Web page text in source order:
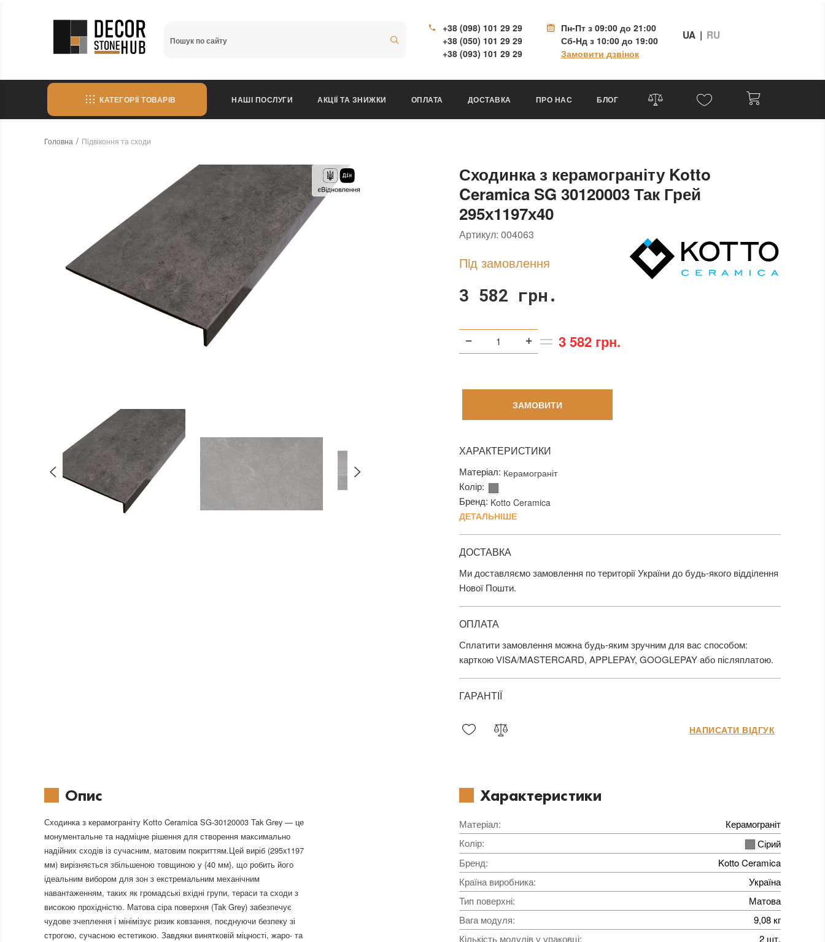
+38 (098) 101 29 29
+38 (050) 101 29 29
+38 (093) 101 29 29
Пн-Пт з 09:00 до 21:00
Сб-Нд з 10:00 до 19:00
Замовити дзвінок
UA | RU
КАТЕГОРІЇ ТОВАРІВ НАШІ ПОСЛУГИ АКЦІЇ ТА ЗНИЖКИ ОПЛАТА ДОСТАВКА ПРО НАС БЛОГ
Головна Підвіконня та сходи
Сходинка з керамограніту Kotto
Ceramica SG 30120003 Так Грей
295х1197х40
Артикул: 004063
Пiд замовлення
3 582 грн.
3 582 грн.
ЗАМОВИТИ
ХАРАКТЕРИСТИКИ
Матеріал: Керамограніт
Колір:
Бренд: Kotto Ceramica
ДЕТАЛЬНІШЕ
ДОСТАВКА
Ми доставляємо замовлення по території України до будь-якого відділення
Нової Пошти.
ОПЛАТА
Сплатити замовлення можна будь-яким зручним для вас способом:
карткою VISA/MASTERCARD, APPLEPAY, GOOGLEPAY або післяплатою.
ГАРАНТІЇ
НАПИСАТИ ВІДГУК
Опис
Сходинка з керамограніту Kotto Ceramica SG-30120003 Tak Grey — це
монументальне та надміцне рішення для створення максимально
надійних сходів із сучасним, матовим покриттям.Цей виріб (295x1197
мм) вирізняється збільшеною товщиною у {40 мм}, що робить його
ідеальним вибором для зон з екстремальним механічним
навантаженням, таких як громадські вхідні групи, тераси та сходи з
високою прохідністю. Матова сіра поверхня (Tak Grey) забезпечує
чудове зчеплення і мінімізує ризик ковзання, поєднуючи безпеку зі
строгою, сучасною естетикою. Завдяки винятковій міцності, жаро- та
Характеристики
Матеріал:
Керамограніт
Колір:
Сірий
Бренд:
Kotto Ceramica
Країна виробника:
Україна
Тип поверхні:
Матова
Вага модуля:
9,08 кг
Кількість модулів у упаковці:
2 шт.